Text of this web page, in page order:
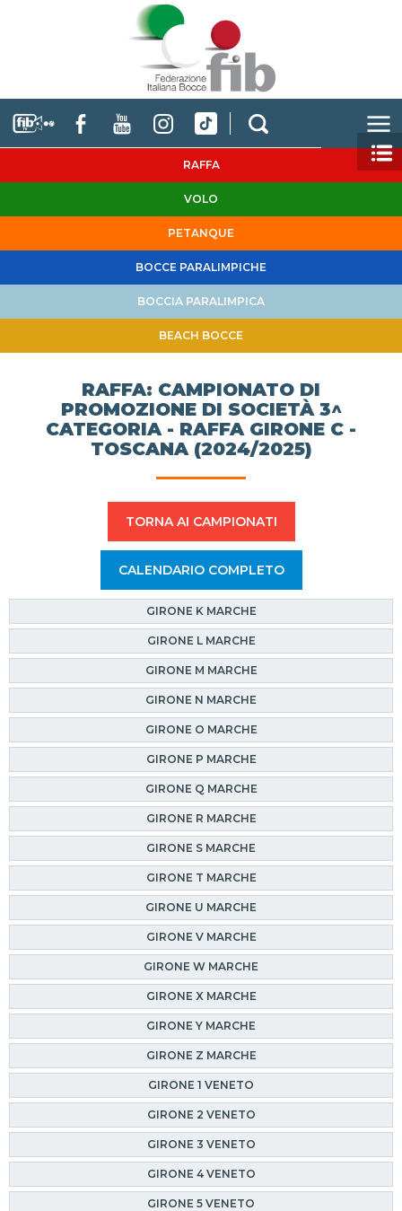
RAFFA
VOLO
PETANQUE
BOCCE PARALIMPICHE
BOCCIA PARALIMPICA
BEACH BOCCE
RAFFA: CAMPIONATO DI
PROMOZIONE DI SOCIETÀ 3^
CATEGORIA - RAFFA GIRONE C -
TOSCANA (2024/2025)
TORNA AI CAMPIONATI
CALENDARIO COMPLETO
GIRONE K MARCHE
GIRONE L MARCHE
GIRONE M MARCHE
GIRONE N MARCHE
GIRONE O MARCHE
GIRONE P MARCHE
GIRONE Q MARCHE
GIRONE R MARCHE
GIRONE S MARCHE
GIRONE T MARCHE
GIRONE U MARCHE
GIRONE V MARCHE
GIRONE W MARCHE
GIRONE X MARCHE
GIRONE Y MARCHE
GIRONE Z MARCHE
GIRONE 1 VENETO
GIRONE 2 VENETO
GIRONE 3 VENETO
GIRONE 4 VENETO
GIRONE 5 VENETO